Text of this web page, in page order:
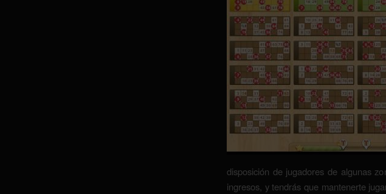
disposición de jugadores de algunas
ingresos, y tendrás que mantenerte